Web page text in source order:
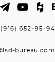
(916) 652-95-94
bureau.com